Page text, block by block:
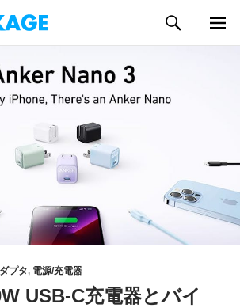
プタ, 電源/充電器
USB-C充電器とバイ